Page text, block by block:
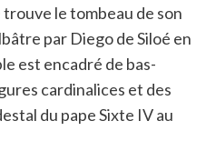
le tombeau de son
par Diego de Siloé en
est encadré de bas-
cardinalices et des
du pape Sixte IV au